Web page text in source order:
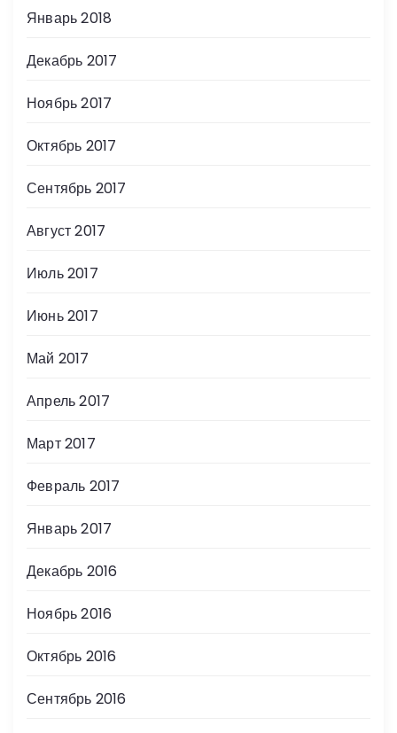
Январь 2018
Декабрь 2017
Ноябрь 2017
Октябрь 2017
Сентябрь 2017
Август 2017
Июль 2017
Июнь 2017
Май 2017
Апрель 2017
Март 2017
Февраль 2017
Январь 2017
Декабрь 2016
Ноябрь 2016
Октябрь 2016
Сентябрь 2016